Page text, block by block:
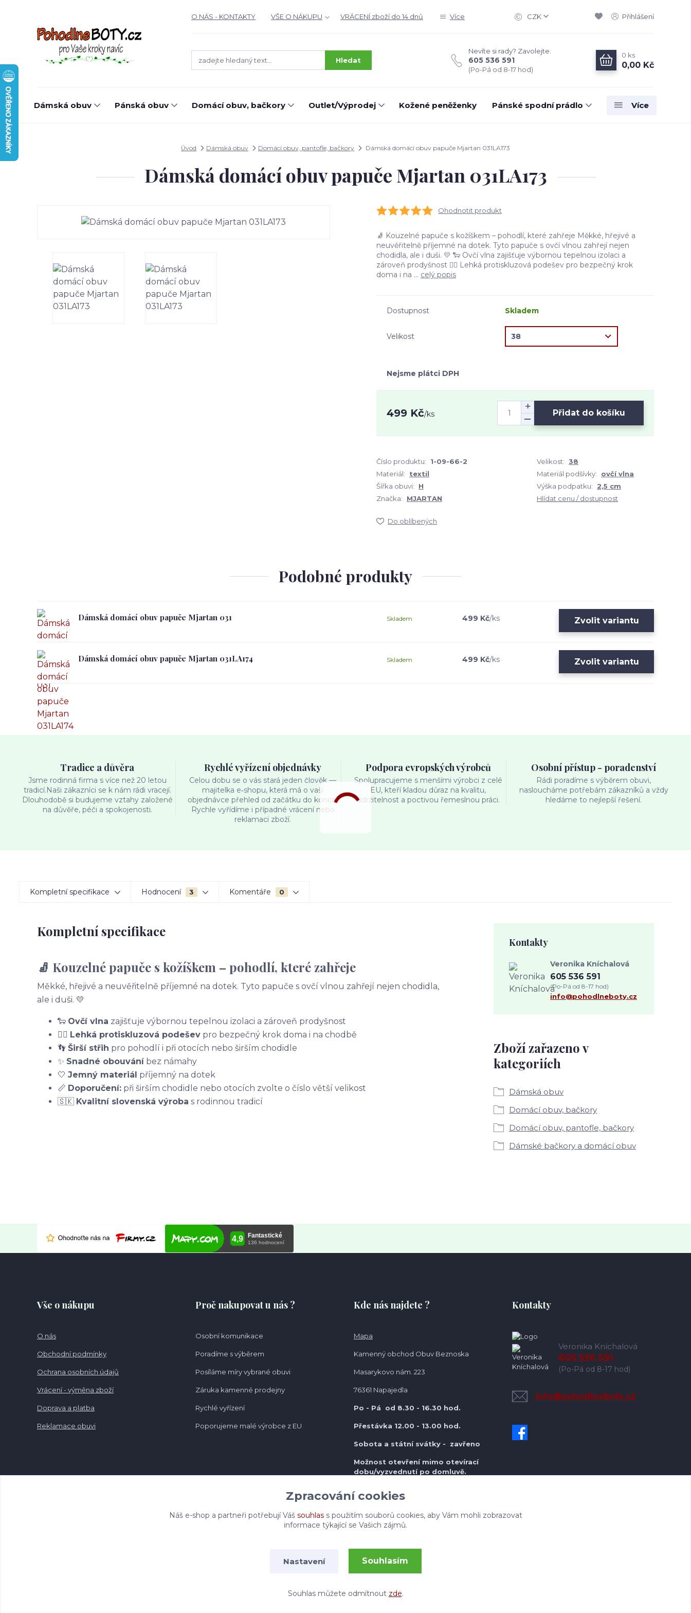
O NÁS - KONTAKTY VŠE O NÁKUPU VRÁCENÍ zboží do 14 dnů Více CZK Přihlášení
Hledat
Nevíte si rady? Zavolejte.
605 536 591
(Po-Pá od 8-17 hod)
0 ks
0,00 Kč
Dámská obuv Pánská obuv Domácí obuv, bačkory Outlet/Výprodej Kožené peněženky Pánské spodní prádlo Více
Úvod Dámská obuv Domácí obuv, pantofle, bačkory Dámská domácí obuv papuče Mjartan 031LA173
Dámská domácí obuv papuče Mjartan 031LA173
Ohodnotit produkt
🧦 Kouzelné papuče s kožíškem – pohodlí, které zahřeje Měkké, hřejivé a
neuvěřitelně příjemné na dotek. Tyto papuče s ovčí vlnou zahřejí nejen
chodidla, ale i duši. 💛 🐑 Ovčí vlna zajišťuje výbornou tepelnou izolaci a
zároveň prodyšnost 🚶‍♀️ Lehká protiskluzová podešev pro bezpečný krok
doma i na ... celý popis
Dostupnost Skladem
Velikost
Nejsme plátci DPH
499 Kč/ks Přidat do košíku
Číslo produktu: 1-09-66-2 Velikost: 38
Materiál:
textil Materiál podšívky:
ovčí vlna
Šířka obuvi:
H Výška podpatku:
2,5 cm
Značka:
MJARTAN Hlídat cenu / dostupnost
Do oblíbených
Podobné produkty
Dámská domácí obuv papuče Mjartan 031 499 Kč/ks
Skladem Zvolit variantu
Dámská domácí obuv papuče Mjartan 031LA174 499 Kč/ks
Skladem Zvolit variantu
Tradice a důvěra
Jsme rodinná firma s více než 20 letou
tradicí.Naši zákazníci se k nám rádi vracejí.
Dlouhodobě si budujeme vztahy založené
na důvěře, péči a spokojenosti.
Rychlé vyřízení objednávky
Celou dobu se o vás stará jeden člověk —
majitelka e‑shopu, která má o vaší
objednávce přehled od začátku do konce.
Rychle vyřídíme i případné vrácení nebo
reklamaci zboží.
Podpora evropských výrobců
Spolupracujeme s menšími výrobci z celé
EU, kteří kladou důraz na kvalitu,
udržitelnost a poctivou řemeslnou práci.
Osobní přístup - poradenství
Rádi poradíme s výběrem obuvi,
nasloucháme potřebám zákazníků a vždy
hledáme to nejlepší řešení.
Kompletní specifikace Hodnocení 3 Komentáře 0
Kompletní specifikace
🧦 Kouzelné papuče s kožíškem – pohodlí, které zahřeje
Měkké, hřejivé a neuvěřitelně příjemné na dotek. Tyto papuče s ovčí vlnou zahřejí nejen chodidla,
ale i duši. 💛
🐑 Ovčí vlna zajišťuje výbornou tepelnou izolaci a zároveň prodyšnost
🚶‍♀️ Lehká protiskluzová podešev pro bezpečný krok doma i na chodbě
👣 Širší střih pro pohodlí i při otocích nebo širším chodidle
✨ Snadné obouváníbez námahy
🤍 Jemný materiál příjemný na dotek
📏 Doporučení: při širším chodidle nebo otocích zvolte o číslo větší velikost
🇸🇰 Kvalitní slovenská výroba s rodinnou tradicí
Zboží zařazeno v
kategoriích
Dámská obuv
Domácí obuv, bačkory
Domácí obuv, pantofle, bačkory
Dámské bačkory a domácí obuv
Kontakty
Veronika Kníchalová
605 536 591
(Po-Pá od 8-17 hod)
info@pohodlneboty.cz
Vše o nákupu
O nás
Obchodní podmínky
Ochrana osobních údajů
Vrácení - výměna zboží
Doprava a platba
Reklamace obuvi
Proč nakupovat u nás ?
Osobní komunikace
Poradíme s výběrem
Posíláme míry vybrané obuvi
Záruka kamenné prodejny
Rychlé vyřízení
Poporujeme malé výrobce z EU
Kde nás najdete ?
Mapa
Kamenný obchod Obuv Beznoska
Masarykovo nám. 223
76361 Napajedla
Po - Pá od 8.30 - 16.30 hod.
Přestávka 12.00 - 13.00 hod.
Sobota a státní svátky - zavřeno
Možnost otevření mimo otevírací
dobu/vyzvednutí po domluvě.
Kontakty
Veronika Kníchalová
605 536 591
(Po-Pá od 8-17 hod)
info@pohodlneboty.cz
Zpracování cookies
Náš e-shop a partneři potřebují Váš souhlass použitím souborů cookies, aby Vám mohli zobrazovat
informace týkající se Vašich zájmů.
Nastavení Souhlasím
Souhlas můžete odmítnout zde.